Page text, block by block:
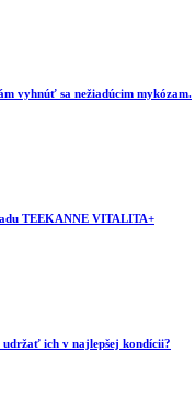
vyhnúť sa nežiadúcim mykózam.
TEEKANNE VITALITA+
ich v najlepšej kondícii?